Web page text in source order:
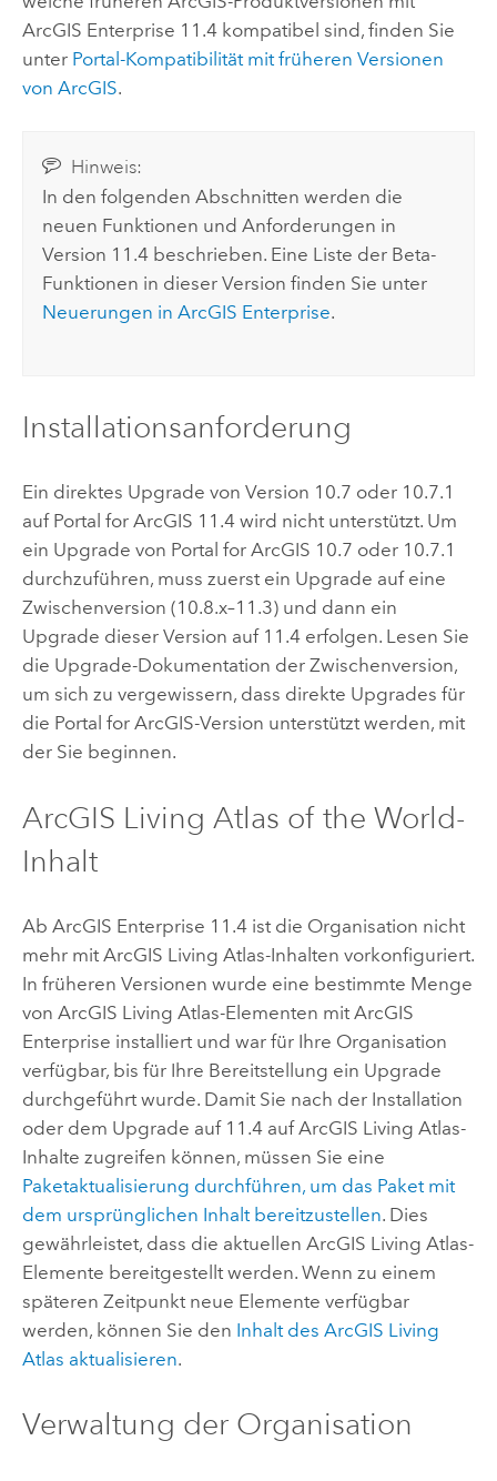
ArcGIS Enterprise 11.4kompatibel sind, finden Sie
unter Portal-Kompatibilität mit früheren Versionen
von ArcGIS.
Hinweis:
In den folgenden Abschnitten werden die
neuen Funktionen und Anforderungen in
Version 11.4 beschrieben. Eine Liste der Beta-
Funktionen in dieser Version finden Sie unter
Neuerungen inArcGIS Enterprise.
Installationsanforderung
Ein direktes Upgrade von Version 10.7 oder 10.7.1
auf Portal for ArcGIS 11.4wird nicht unterstützt. Um
ein Upgrade von Portal for ArcGIS 10.7 oder 10.7.1
durchzuführen, muss zuerst ein Upgrade auf eine
Zwischenversion (10.8.x–11.3) und dann ein
Upgrade dieser Version auf 11.4erfolgen. Lesen Sie
die Upgrade-Dokumentation der Zwischenversion,
um sich zu vergewissern, dass direkte Upgrades für
die Portal for ArcGIS-Version unterstützt werden, mit
der Sie beginnen.
ArcGIS Living Atlas of the World-
Inhalt
Ab ArcGIS Enterprise 11.4 ist die Organisation nicht
mehr mit ArcGIS Living Atlas-Inhalten vorkonfiguriert.
In früheren Versionen wurde eine bestimmte Menge
von ArcGIS Living Atlas-Elementen mit ArcGIS
Enterprise installiert und war für Ihre Organisation
verfügbar, bis für Ihre Bereitstellung ein Upgrade
durchgeführt wurde. Damit Sie nach der Installation
oder dem Upgrade auf 11.4 aufArcGIS Living Atlas-
Inhalte zugreifen können, müssen Sie eine
Paketaktualisierung durchführen, um das Paket mit
dem ursprünglichen Inhalt bereitzustellen. Dies
gewährleistet, dass die aktuellen ArcGIS Living Atlas-
Elemente bereitgestellt werden. Wenn zu einem
späteren Zeitpunkt neue Elemente verfügbar
werden, können Sie den Inhalt des ArcGIS Living
Atlas aktualisieren.
Verwaltung der Organisation